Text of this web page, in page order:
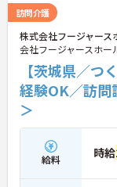
訪問介護
株式会社フージャー
会社フージャースホー
【茨城県／
経験OK／訪問
＞
給料 時給